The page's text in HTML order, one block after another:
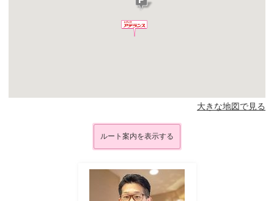
大きな地図で見る
ルート案内を表示する